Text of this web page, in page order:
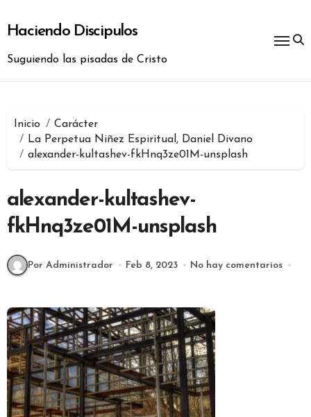
contenido
Haciendo Discipulos
Suguiendo las pisadas de Cristo
Inicio
Carácter
La Perpetua Niñez Espiritual, Daniel Divano
alexander-kultashev-fkHnq3ze01M-unsplash
alexander-kultashev-
fkHnq3ze01M-unsplash
Por Administrador Feb 8, 2023 No hay comentarios